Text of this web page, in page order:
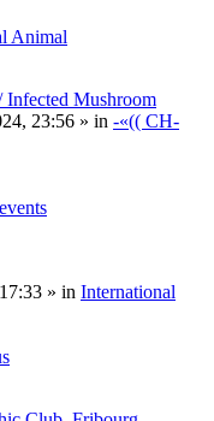
Animal
Infected Mushroom
23:56 » in -«(( CH-
» in International